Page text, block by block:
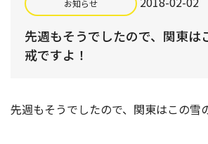
お知らせ
先週もそうでしたので、関東は
戒ですよ！
先週もそうでしたので、関東はこの雪